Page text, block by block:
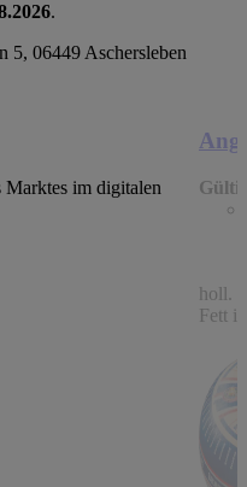
.
5, 06449 Aschersleben
Marktes im digitalen
holl.
Fett